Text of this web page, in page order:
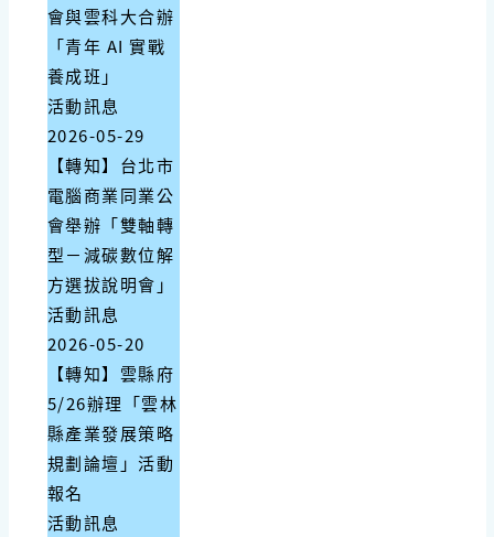
會與雲科大合辦
「青年 AI 實戰
養成班」
活動訊息
2026-05-29
【轉知】台北市
電腦商業同業公
會舉辦「雙軸轉
型－減碳數位解
方選拔說明會」
活動訊息
2026-05-20
【轉知】雲縣府
5/26辦理「雲林
縣產業發展策略
規劃論壇」活動
報名
活動訊息